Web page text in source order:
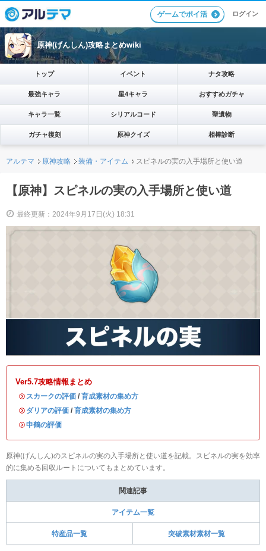
ゲームでポイ活 ログイン
原神(げんしん)攻略まとめwiki
トップ イベント ナタ攻略
最強キャラ 星4キャラ おすすめガチャ
キャラ一覧 シリアルコード 聖遺物
ガチャ復刻 原神クイズ 相棒診断
アルテマ 原神攻略 装備・アイテム スピネルの実の入手場所と使い道
【原神】スピネルの実の入手場所と使い道
最終更新：2024年9月17日(火) 18:31
Ver5.7攻略情報まとめ
・ スカークの評価 / 育成素材の集め方
・ ダリアの評価 / 育成素材の集め方
・申鶴の評価
原神(げんしん)のスピネルの実の入手場所と使い道を記載。スピネルの実を効率
的に集める回収ルートについてもまとめています。
関連記事
アイテム一覧
特産品一覧 突破素材素材一覧